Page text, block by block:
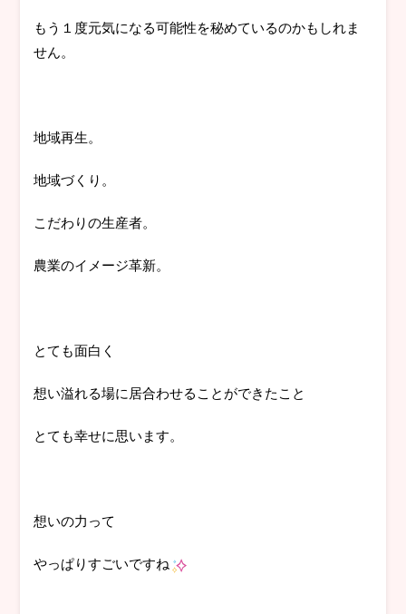
もう１度元気になる可能性を秘めているのかもしれま
せん。
地域再生。
地域づくり。
こだわりの生産者。
農業のイメージ革新。
とても面白く
想い溢れる場に居合わせることができたこと
とても幸せに思います。
想いの力って
やっぱりすごいですね